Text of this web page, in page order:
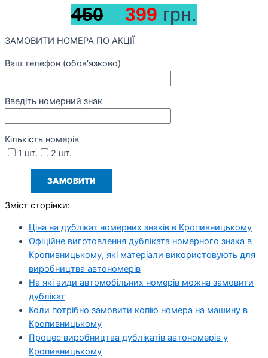
450
399 грн.
ЗАМОВИТИ НОМЕРА ПО АКЦІЇ
Ваш телефон (обов'язково)
Введіть номерний знак
Кількість номерів
1 шт.
2 шт.
Зміст сторінки:
Ціна на дублікат номерних знаків в Кропивницькому
Офіційне виготовлення дубліката номерного знака в
Кропивницькому, які матеріали використовують для
виробництва автономерів
На які види автомобільних номерів можна замовити
дублікат
Коли потрібно замовити копію номера на машину в
Кропивницькому
Процес виробництва дублікатів автономерів у
Кропивницькому